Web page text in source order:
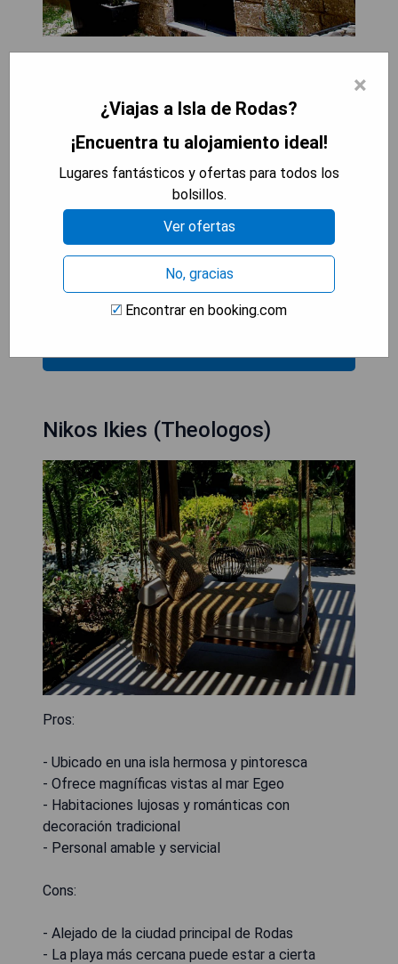
medieval
- Habitaciones temáticas y acogedoras
- Vistas impresionantes del paisaje histórico
- Puede ser ruidoso debido a su ubicación
- Algunas habitaciones pueden ser pequeñas
Nikos Ikies (Theologos)
Pros:
- Ubicado en una isla hermosa y pintoresca
- Ofrece magníficas vistas al mar Egeo
- Habitaciones lujosas y románticas con
decoración tradicional
- Personal amable y servicial
Cons:
- Alejado de la ciudad principal de Rodas
- La playa más cercana puede estar a cierta
×
¿Viajas a Isla de Rodas?
¡Encuentra tu alojamiento ideal!
Lugares fantásticos y ofertas para todos los
bolsillos.
Ver ofertas
No, gracias
Encontrar en booking.com